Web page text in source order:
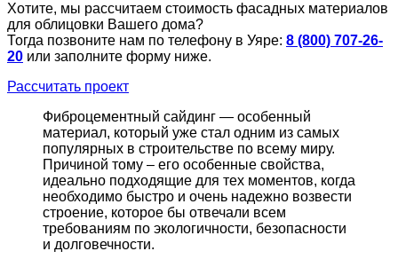
Хотите, мы рассчитаем стоимость фасадных материалов
для облицовки Вашего дома?
Тогда позвоните нам по телефону в Уяре: 8 (800) 707-26-
20 или заполните форму ниже.
Рассчитать проект
Фиброцементный сайдинг — особенный
материал, который уже стал одним из самых
популярных в строительстве по всему миру.
Причиной тому – его особенные свойства,
идеально подходящие для тех моментов, когда
необходимо быстро и очень надежно возвести
строение, которое бы отвечали всем
требованиям по экологичности, безопасности
и долговечности.